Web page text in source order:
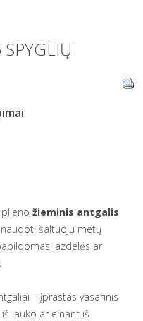
plienožieminis antgalis
šaltuoju metų
lazdelės ar
– įprastas vasarinis
lauko ar einant iš